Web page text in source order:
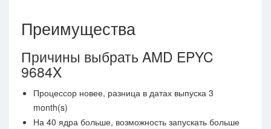
Преимущества
Причины выбрать AMD EPYC
9684X
Процессор новее, разница в датах выпуска 3
month(s)
На 40 ядра больше, возможность запускать больше